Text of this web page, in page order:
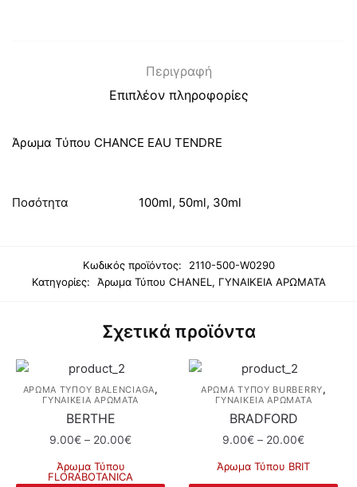
Περιγραφή
Επιπλέον πληροφορίες
Άρωμα Τύπου CHANCE EAU TENDRE
Ποσότητα 100ml, 50ml, 30ml
Κωδικός προϊόντος:
2110-500-W0290
Κατηγορίες:
Άρωμα Τύπου CHANEL , ΓΥΝΑΙΚΕΙΑ ΑΡΩΜΑΤΑ
Σχετικά προϊόντα
ΆΡΩΜΑ ΤΎΠΟΥ BALENCIAGA,
ΓΥΝΑΙΚΕΙΑ ΑΡΩΜΑΤΑ
BERTHE
9.00€ – 20.00€Price
9.00€
Άρωμα Τύπου
FLORABOTANICA
ΆΡΩΜΑ ΤΎΠΟΥ BURBERRY,
ΓΥΝΑΙΚΕΙΑ ΑΡΩΜΑΤΑ
BRADFORD
9.00€ – 20.00€Price
9.00€
Άρωμα Τύπου BRIT